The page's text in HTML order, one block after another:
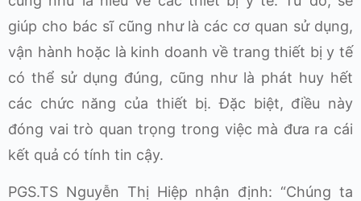
giúp cho bác sĩ cũng như là các cơ quan sử dụng,
vận hành hoặc là kinh doanh về trang thiết bị y tế
có thể sử dụng đúng, cũng như là phát huy hết
các chức năng của thiết bị. Đặc biệt, điều này
đóng vai trò quan trọng trong việc mà đưa ra cái
kết quả có tính tin cậy.
PGS.TS Nguyễn Thị Hiệp nhận định: “Chúng ta